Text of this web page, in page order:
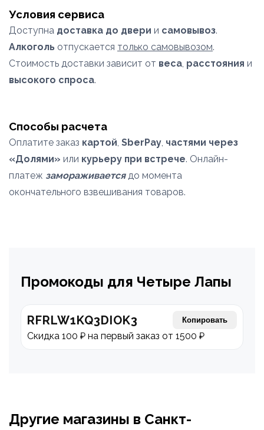
Условия сервиса
Доступна доставка до двери и самовывоз.
Алкоголь отпускается только самовывозом.
Стоимость доставки зависит от веса, расстояния и
высокого спроса.
Способы расчета
Оплатите заказ картой, SberPay, частями через
«Долями» или курьеру при встрече. Онлайн-
платеж замораживаетсядо момента
окончательного взвешивания товаров.
Промокоды для Четыре Лапы
RFRLW1KQ3DIOK3 Копировать
Скидка 100 ₽ на первый заказ от 1500 ₽
Другие магазины в Санкт-